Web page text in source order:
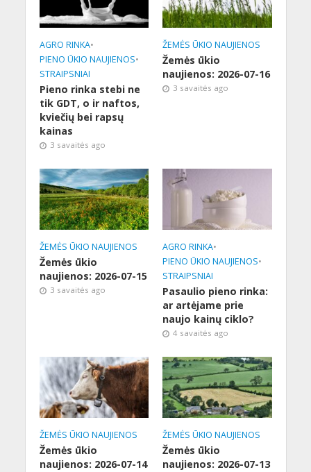
AGRO RINKA•
PIENO ŪKIO NAUJIENOS•
STRAIPSNIAI
Pieno rinka stebi ne
tik GDT, o ir naftos,
kviečių bei rapsų
kainas
3 savaitės ago
ŽEMĖS ŪKIO NAUJIENOS
Žemės ūkio
naujienos: 2026-07-16
3 savaitės ago
ŽEMĖS ŪKIO NAUJIENOS
Žemės ūkio
naujienos: 2026-07-15
3 savaitės ago
AGRO RINKA•
PIENO ŪKIO NAUJIENOS•
STRAIPSNIAI
Pasaulio pieno rinka:
ar artėjame prie
naujo kainų ciklo?
4 savaitės ago
ŽEMĖS ŪKIO NAUJIENOS
Žemės ūkio
naujienos: 2026-07-14
ŽEMĖS ŪKIO NAUJIENOS
Žemės ūkio
naujienos: 2026-07-13